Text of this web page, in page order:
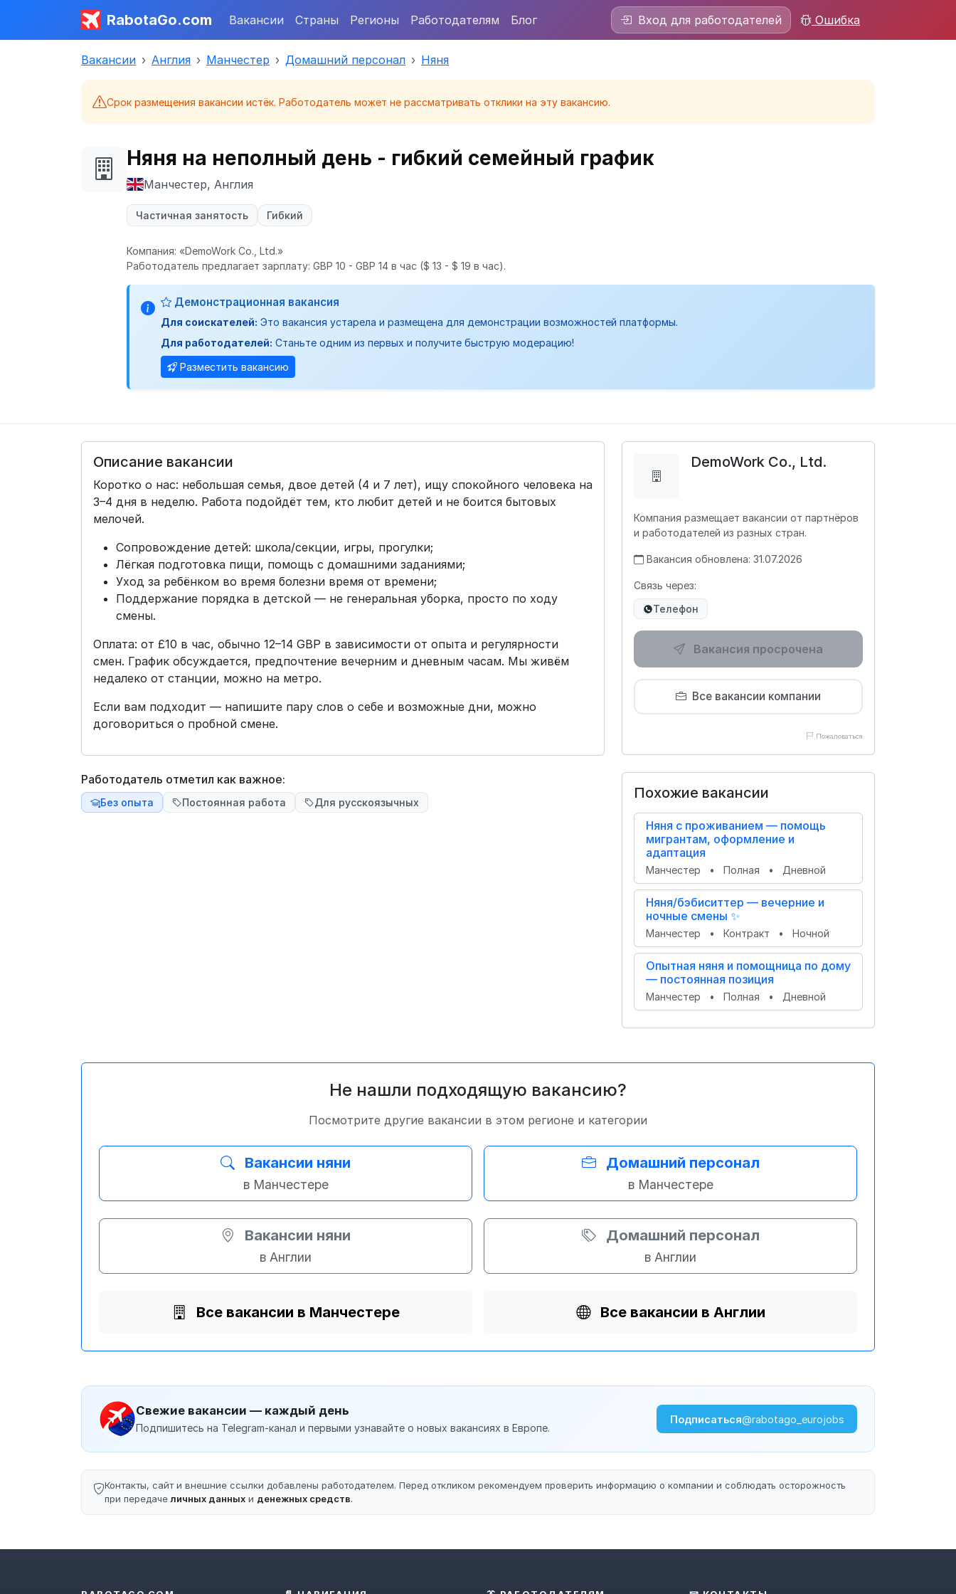
RabotaGo.com Вакансии Страны Регионы Работодателям Блог Вход для работодателей Ошибка
Вакансии Англия Манчестер Домашний персонал Няня
Срок размещения вакансии истёк. Работодатель может не рассматривать отклики на эту вакансию.
Няня на неполный день - гибкий семейный график
Манчестер, Англия
Частичная занятость Гибкий
Компания: «DemoWork Co., Ltd.»
Работодатель предлагает зарплату: GBP 10 - GBP 14 в час ($ 13 - $ 19 в час).
Демонстрационная вакансия
Для соискателей: Это вакансия устарела и размещена для демонстрации возможностей платформы.
Для работодателей: Станьте одним из первых и получите быструю модерацию!
Разместить вакансию
Описание вакансии
Коротко о нас: небольшая семья, двое детей (4 и 7 лет), ищу спокойного человека на
3–4 дня в неделю. Работа подойдёт тем, кто любит детей и не боится бытовых
мелочей.
Сопровождение детей: школа/секции, игры, прогулки;
Лёгкая подготовка пищи, помощь с домашними заданиями;
Уход за ребёнком во время болезни время от времени;
Поддержание порядка в детской — не генеральная уборка, просто по ходу
смены.
Оплата: от £10 в час, обычно 12–14 GBP в зависимости от опыта и регулярности
смен. График обсуждается, предпочтение вечерним и дневным часам. Мы живём
недалеко от станции, можно на метро.
Если вам подходит — напишите пару слов о себе и возможные дни, можно
договориться о пробной смене.
Работодатель отметил как важное:
Без опыта Постоянная работа Для русскоязычных
DemoWork Co., Ltd.
Компания размещает вакансии от партнёров
и работодателей из разных стран.
Вакансия обновлена: 31.07.2026
Связь через:
Телефон
Вакансия просрочена
Все вакансии компании
Пожаловаться
Похожие вакансии
Няня с проживанием — помощь
мигрантам, оформление и
адаптация
Манчестер • Полная • Дневной
Няня/бэбиситтер — вечерние и
ночные смены ✨
Манчестер • Контракт • Ночной
Опытная няня и помощница по дому
— постоянная позиция
Манчестер • Полная • Дневной
Не нашли подходящую вакансию?
Посмотрите другие вакансии в этом регионе и категории
Вакансии няни
в Манчестере
Домашний персонал
в Манчестере
Вакансии няни
в Англии
Домашний персонал
в Англии
Все вакансии в Манчестере Все вакансии в Англии
Свежие вакансии — каждый день
Подпишитесь на Telegram-канал и первыми узнавайте о новых вакансиях в Европе.
Подписаться@rabotago_eurojobs
Контакты, сайт и внешние ссылки добавлены работодателем. Перед откликом рекомендуем проверить информацию о компании и соблюдать осторожность
при передачеличных данных и денежных средств.